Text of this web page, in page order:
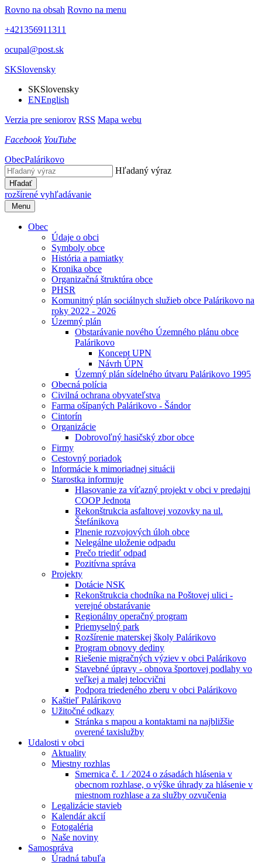
Rovno na obsah Rovno na menu
+421356911311
ocupal@post.sk
SKSlovensky
SKSlovensky
ENEnglish
Verzia pre seniorov RSS Mapa webu
Facebook YouTube
ObecPalárikovo
Hľadaný výraz
Hľadať
rozšírené vyhľadávanie
Menu
Obec
Údaje o obci
Symboly obce
História a pamiatky
Kronika obce
Organizačná štruktúra obce
PHSR
Komunitný plán sociálnych služieb obce Palárikovo na
roky 2022 - 2026
Územný plán
Obstarávanie nového Územného plánu obce
Palárikovo
Koncept UPN
Návrh ÚPN
Územný plán sídelného útvaru Palárikovo 1995
Obecná polícia
Civilná ochrana obyvateľstva
Farma ošípaných Palárikovo - Šándor
Cintorín
Organizácie
Dobrovoľný hasičský zbor obce
Firmy
Cestovný poriadok
Informácie k mimoriadnej situácii
Starostka informuje
Hlasovanie za víťazný projekt v obci v predajni
COOP Jednota
Rekonštrukcia asfaltovej vozovky na ul.
Štefánikova
Plnenie rozvojových úloh obce
Nelegálne uloženie odpadu
Prečo triediť odpad
Pozitívna správa
Projekty
Dotácie NSK
Rekonštrukcia chodníka na Poštovej ulici -
verejné obstarávanie
Regionálny operačný program
Priemyselný park
Rozšírenie materskej školy Palárikovo
Program obnovy dediny
Riešenie migračných výziev v obci Palárikovo
Stavebné úpravy - obnova športovej podlahy vo
veľkej a malej telocvični
Podpora triedeného zberu v obci Palárikovo
Kaštieľ Palárikovo
Užitočné odkazy
Stránka s mapou a kontaktami na najbližšie
overené taxislužby
Udalosti v obci
Aktuality
Miestny rozhlas
Smernica č. 1 ⁄ 2024 o zásadách hlásenia v
obecnom rozhlase, o výške úhrady za hlásenie v
miestnom rozhlase a za služby ozvučenia
Legalizácie stavieb
Kalendár akcií
Fotogaléria
Naše noviny
Samospráva
Úradná tabuľa